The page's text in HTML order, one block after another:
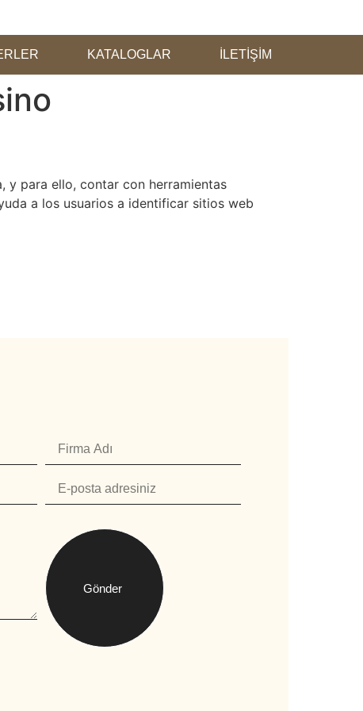
KATALOGLAR İLETİŞİM
y para ello, contar con herramientas
a los usuarios a identificar sitios web
Gönder